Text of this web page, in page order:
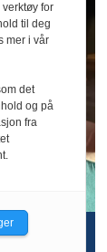
for
til deg
mer i vår
det
og på
fra